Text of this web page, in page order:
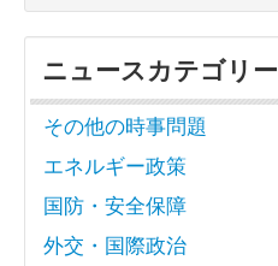
ニュースカテゴリー
その他の時事問題
エネルギー政策
国防・安全保障
外交・国際政治